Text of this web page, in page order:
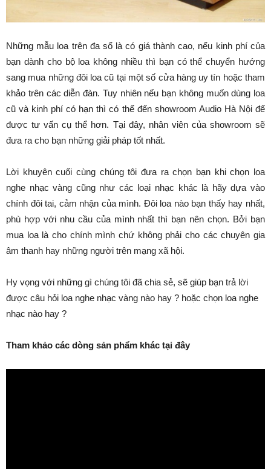
Những mẫu loa trên đa số là có giá thành cao, nếu kinh phí của
bạn dành cho bộ loa không nhiều thì bạn có thể chuyển hướng
sang mua những đôi loa cũ tại một số cửa hàng uy tín hoặc tham
khảo trên các diễn đàn. Tuy nhiên nếu bạn không muốn dùng loa
cũ và kinh phí có hạn thì có thể đến showroom Audio Hà Nội để
được tư vấn cụ thể hơn. Tại đây, nhân viên của showroom sẽ
đưa ra cho bạn những giải pháp tốt nhất.
Lời khuyên cuối cùng chúng tôi đưa ra chọn bạn khi chọn loa
nghe nhạc vàng cũng như các loại nhạc khác là hãy dựa vào
chính đôi tai, cảm nhận của mình. Đôi loa nào bạn thấy hay nhất,
phù hợp với nhu cầu của mình nhất thì bạn nên chọn. Bởi bạn
mua loa là cho chính mình chứ không phải cho các chuyên gia
âm thanh hay những người trên mạng xã hội.
Hy vọng với những gì chúng tôi đã chia sẻ, sẽ giúp bạn trả lời
được câu hỏi loa nghe nhạc vàng nào hay ? hoặc chọn loa nghe
nhạc nào hay ?
Tham khảo các dòng sản phẩm khác tại đây